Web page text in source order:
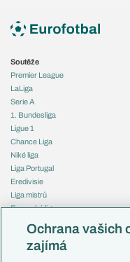
Soutěže
Premier League
LaLiga
Serie A
1. Bundesliga
Ligue 1
Chance Liga
Niké liga
Liga Portugal
Eredivisie
Liga mistrů
Evropská liga
Mistrovství světa
Liga národů
Ochrana vašich
zajímá